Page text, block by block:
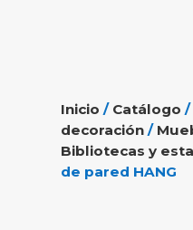
Inicio / Catálogo /
decoración /
Bibliotecas y
de pared HANG